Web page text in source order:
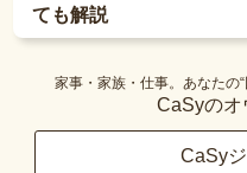
ても解説
家事・家族・仕事。あなたの
CaSyのオ
CaSy